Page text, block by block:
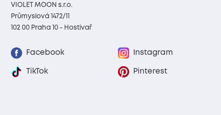
VIOLET MOON s.r.o.
Průmyslová 1472/11
102 00 Praha 10 - Hostivař
Facebook Instagram
TikTok Pinterest